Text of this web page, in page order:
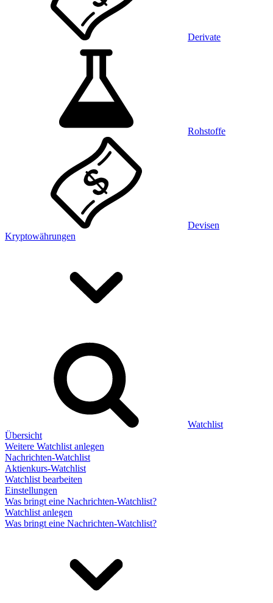
Derivate
Rohstoffe
Devisen
Kryptowährungen
Watchlist
Übersicht
Weitere Watchlist anlegen
Nachrichten-Watchlist
Aktienkurs-Watchlist
Watchlist bearbeiten
Einstellungen
Was bringt eine Nachrichten-Watchlist?
Watchlist anlegen
Was bringt eine Nachrichten-Watchlist?